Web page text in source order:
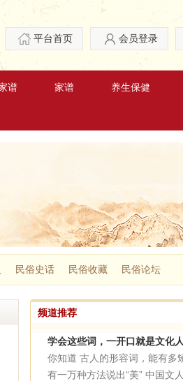
平台首页 会员登录
谱 家谱 养生保健
民俗史话 民俗收藏 民俗论坛
频道推荐
学会这些词，一开口就是文化人
你知道 古人的形容词，能有多矫情？ 文人，
有一万种方法说出“美” 中国文人，把对世界